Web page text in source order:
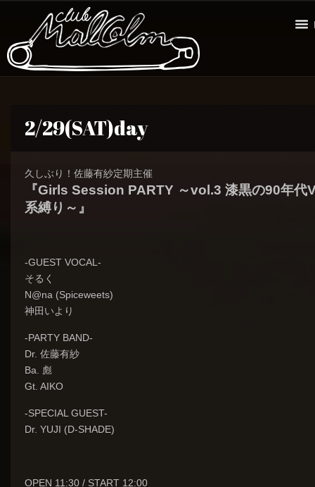
2/29(SAT)day
久しぶり！佐藤有紗定期主催
『Girls Session PARTY ～vol.3 漆黒の90年代
系縛り～』
-GUEST VOCAL-
そるく
N@na (Spiceweets)
神田いより
-PARTY BAND-
Dr. 佐藤有紗
Ba. 彪
Gt. AIKO
-SPECIAL GUEST-
Dr. YUJI (D-SHADE)
OPEN 11:30 / START 12:00